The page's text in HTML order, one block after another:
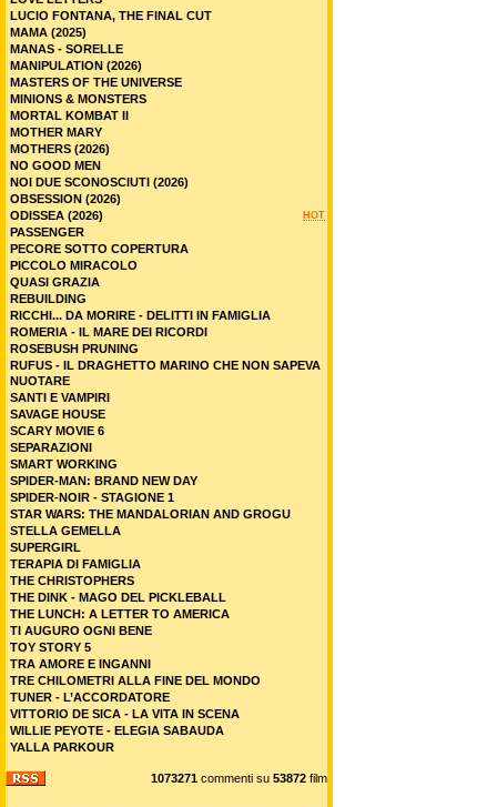
LUCIO FONTANA, THE FINAL CUT
MAMA (2025)
MANAS - SORELLE
MANIPULATION (2026)
MASTERS OF THE UNIVERSE
MINIONS & MONSTERS
MORTAL KOMBAT II
MOTHER MARY
MOTHERS (2026)
NO GOOD MEN
NOI DUE SCONOSCIUTI (2026)
OBSESSION (2026)
HOT
ODISSEA (2026)
PASSENGER
PECORE SOTTO COPERTURA
PICCOLO MIRACOLO
QUASI GRAZIA
REBUILDING
RICCHI... DA MORIRE - DELITTI IN FAMIGLIA
ROMERIA - IL MARE DEI RICORDI
ROSEBUSH PRUNING
RUFUS - IL DRAGHETTO MARINO CHE NON SAPEVA
NUOTARE
SANTI E VAMPIRI
SAVAGE HOUSE
SCARY MOVIE 6
SEPARAZIONI
SMART WORKING
SPIDER-MAN: BRAND NEW DAY
SPIDER-NOIR - STAGIONE 1
STAR WARS: THE MANDALORIAN AND GROGU
STELLA GEMELLA
SUPERGIRL
TERAPIA DI FAMIGLIA
THE CHRISTOPHERS
THE DINK - MAGO DEL PICKLEBALL
THE LUNCH: A LETTER TO AMERICA
TI AUGURO OGNI BENE
TOY STORY 5
TRA AMORE E INGANNI
TRE CHILOMETRI ALLA FINE DEL MONDO
TUNER - L’ACCORDATORE
VITTORIO DE SICA - LA VITA IN SCENA
WILLIE PEYOTE - ELEGIA SABAUDA
YALLA PARKOUR
1073271 commenti su 53872 film